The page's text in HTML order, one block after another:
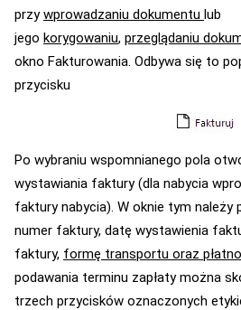
przywprowadzaniu dokumentu lub
jego korygowaniu, przeglądaniu
okno Fakturowania. Odbywa się to
przycisku
Po wybraniu wspomnianego pola
wystawiania faktury (dla nabycia
faktury nabycia). W oknie tym należy
numer faktury, datę wystawienia
faktury, formę transportu oraz
podawania terminu zapłaty można
trzech przycisków oznaczonych